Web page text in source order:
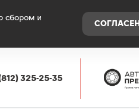
сбором и
СОГЛАСЕН
325-25-35